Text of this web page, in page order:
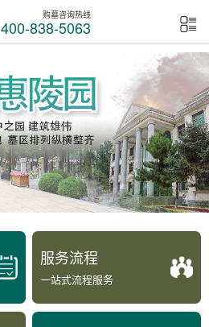
购墓咨询热线
400-838-5063
服务流程
一站式流程服务